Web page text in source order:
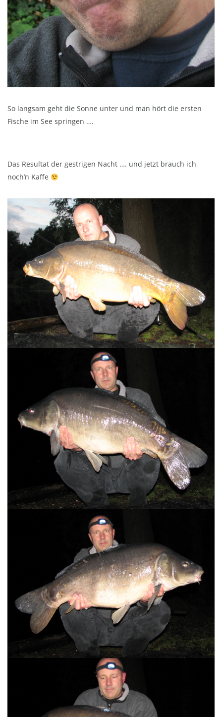
So langsam geht die Sonne unter und man hört die ersten
Fische im See springen ….
Das Resultat der gestrigen Nacht …. und jetzt brauch ich
noch’n Kaffe